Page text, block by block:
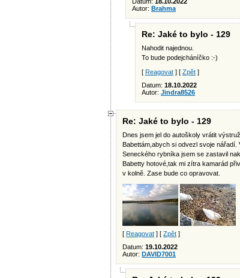
Autor: Brahma
Re: Jaké to bylo - 129
Nahodit najednou.
To bude podejcháníčko :-)
[ Reagovat ] [ Zpět ]
Datum: 18.10.2022
Autor: Jindra8526
Re: Jaké to bylo - 129
Dnes jsem jel do autoškoly vrátit
Babettám,abych si odvezl svoje
Seneckého rybníka jsem se zastavil
Babetty hotové,tak mi zítra kamarád
v kolně. Zase bude co opravovat.
[ Reagovat ] [ Zpět ]
Datum: 19.10.2022
Autor: DAVID7001